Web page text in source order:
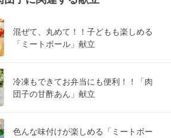
混ぜて、丸めて！！子どもも楽しめる
「ミートボール」献立
冷凍もできてお弁当にも便利！！「肉
団子の甘酢あん」献立
色んな味付けが楽しめる「ミートボー